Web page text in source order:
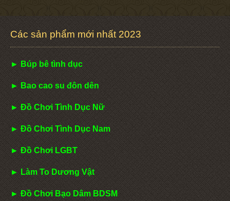
Các sản phẩm mới nhất 2023
► Búp bê tình dục
► Bao cao su đôn dên
► Đồ Chơi Tình Dục Nữ
► Đồ Chơi Tình Dục Nam
► Đồ Chơi LGBT
► Làm To Dương Vật
► Đồ Chơi Bạo Dâm BDSM